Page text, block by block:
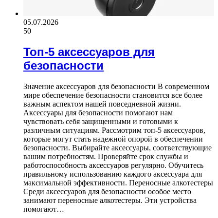
05.07.2026
50
Топ-5 аксессуаров для
безопасности
Значение аксессуаров для безопасности В современном
мире обеспечение безопасности становится все более
важным аспектом нашей повседневной жизни.
Аксессуары для безопасности помогают нам
чувствовать себя защищенными и готовыми к
различным ситуациям. Рассмотрим топ-5 аксессуаров,
которые могут стать надежной опорой в обеспечении
безопасности. Выбирайте аксессуары, соответствующие
вашим потребностям. Проверяйте срок службы и
работоспособность аксессуаров регулярно. Обучитесь
правильному использованию каждого аксессуара для
максимальной эффективности. Переносные алкотестеры
Среди аксессуаров для безопасности особое место
занимают переносные алкотестеры. Эти устройства
помогают…